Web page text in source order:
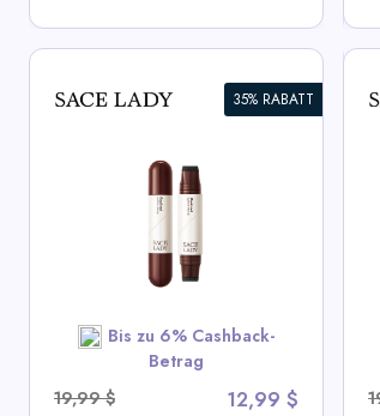
35% RABATT
Bis zu 6% Cashback-
Betrag
19,99 $
12,99 $
Selbstklebende Wimpern